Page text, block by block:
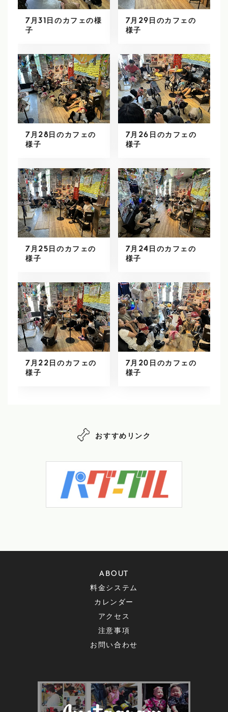
7月31日のカフェの様
子
7月29日のカフェの
様子
7月28日のカフェの
様子
7月26日のカフェの
様子
7月25日のカフェの
様子
7月24日のカフェの
様子
7月22日のカフェの
様子
7月20日のカフェの
様子
おすすめリンク
ABOUT
料金システム
カレンダー
アクセス
注意事項
お問い合わせ